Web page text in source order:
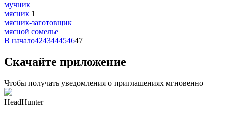
мучник
мясник 1
мясник-заготовщик
мясной сомелье
В начало424344454647
Скачайте приложение
Чтобы получать уведомления о приглашениях мгновенно
HeadHunter